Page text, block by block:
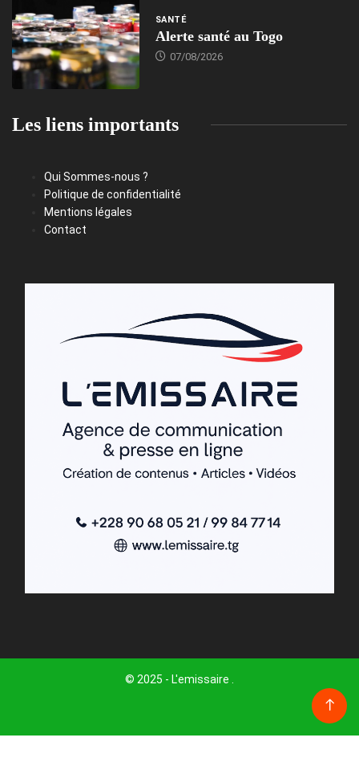
SANTÉ
Alerte santé au Togo
07/08/2026
Les liens importants
Qui Sommes-nous ?
Politique de confidentialité
Mentions légales
Contact
© 2025 - L'emissaire .